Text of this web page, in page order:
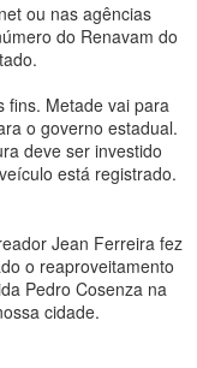
ou nas agências
do Renavam do
fins. Metade vai para
o governo estadual.
deve ser investido
está registrado.
Jean Ferreira fez
o reaproveitamento
Pedro Cosenza na
cidade.